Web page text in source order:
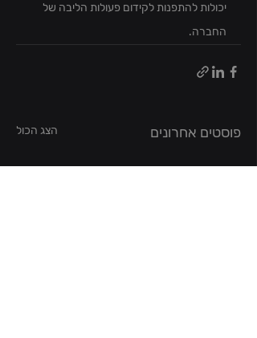
יכולות להתפנות לקידום פעולות הליבה של
החברה.
פוסטים אחרונים הצג הכול